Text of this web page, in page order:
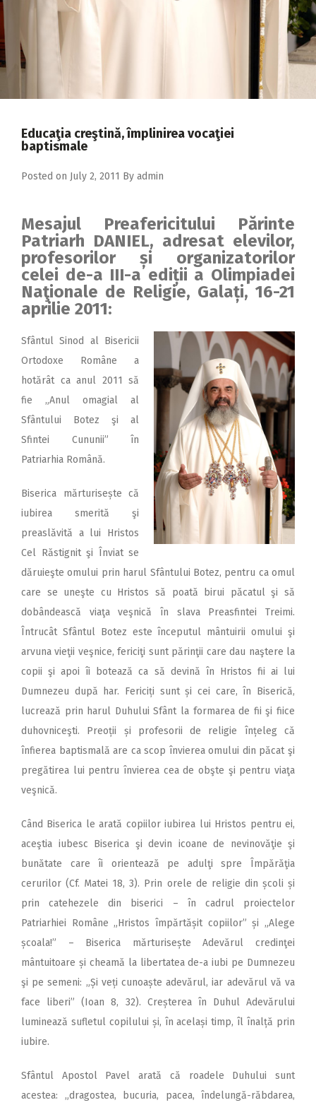
2010
Educaţia creştină, împlinirea vocaţiei
baptismale
Posted on July 2, 2011 By admin
Mesajul Preafericitului Părinte
Patriarh DANIEL, adresat elevilor,
profesorilor și organizatorilor
celei de-a III-a ediții a Olimpiadei
Naţionale de Religie, Galați, 16-21
aprilie 2011:
Sfântul Sinod al Bisericii
Ortodoxe Române a
hotărât ca anul 2011 să
fie „Anul omagial al
Sfântului Botez şi al
Sfintei Cununii” în
Patriarhia Română.
Biserica mărturisește că
iubirea smerită şi
preaslăvită a lui Hristos
Cel Răstignit şi Înviat se
dăruieşte omului prin harul Sfântului Botez, pentru ca omul
care se uneşte cu Hristos să poată birui păcatul şi să
dobândească viaţa veşnică în slava Preasfintei Treimi.
Întrucât Sfântul Botez este începutul mântuirii omului şi
arvuna vieţii veşnice, fericiţi sunt părinţii care dau naştere la
copii şi apoi îi botează ca să devină în Hristos fii ai lui
Dumnezeu după har. Fericiți sunt și cei care, în Biserică,
lucrează prin harul Duhului Sfânt la formarea de fii şi fiice
duhovniceşti. Preoții și profesorii de religie înțeleg că
înfierea baptismală are ca scop învierea omului din păcat şi
pregătirea lui pentru învierea cea de obşte şi pentru viaţa
veşnică.
Când Biserica le arată copiilor iubirea lui Hristos pentru ei,
aceştia iubesc Biserica şi devin icoane de nevinovăţie şi
bunătate care îi orientează pe adulţi spre Împărăţia
cerurilor (Cf. Matei 18, 3). Prin orele de religie din școli și
prin catehezele din biserici – în cadrul proiectelor
Patriarhiei Române „Hristos împărtășit copiilor” și „Alege
școala!” – Biserica mărturisește Adevărul credinţei
mântuitoare și cheamă la libertatea de-a iubi pe Dumnezeu
şi pe semeni: „Și veți cunoaște adevărul, iar adevărul vă va
face liberi” (Ioan 8, 32). Creșterea în Duhul Adevărului
luminează sufletul copilului și, în același timp, îl înalță prin
iubire.
Sfântul Apostol Pavel arată că roadele Duhului sunt
acestea: „dragostea, bucuria, pacea, îndelungă-răbdarea,